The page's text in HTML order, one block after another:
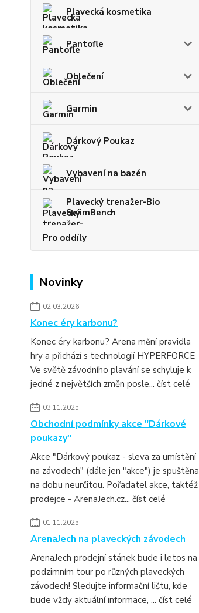
Plavecká kosmetika
Pantofle
Oblečení
Garmin
Dárkový Poukaz
Vybavení na bazén
Plavecký trenažer-Bio
SwimBench
Pro oddíly
Novinky
02.03.2026
Konec éry karbonu?
Konec éry karbonu? Arena mění pravidla
hry a přichází s technologií HYPERFORCE
Ve světě závodního plavání se schyluje k
jedné z největších změn posle... číst celé
03.11.2025
Obchodní podmínky akce "Dárkové
poukazy"
Akce "Dárkový poukaz - sleva za umístění
na závodech" (dále jen "akce") je spuštěna
na dobu neurčitou. Pořadatel akce, taktéž
prodejce - ArenaJech.cz... číst celé
01.11.2025
ArenaJech na plaveckých závodech
ArenaJech prodejní stánek bude i letos na
podzimním tour po různých plaveckých
závodech! Sledujte informační lištu, kde
bude vždy aktuální informace, ... číst celé